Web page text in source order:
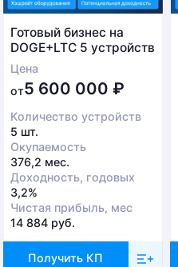
в случае, если
лицо.
иметь при себе
заказчика и паспорт
с понедельника
Готовый бизнес на
DOGE+LTC 5 устройств
Цена
от5 600 000₽
Количество устройств
5 шт.
Окупаемость
376,2 мес.
Доходность, годовых
3,2%
Чистая прибыль, мес
14 884 руб.
Получить КП